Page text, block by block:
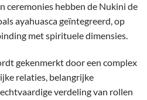
ceremonies hebben de Nukini de
ayahuasca geïntegreerd, op
met spirituele dimensies.
gekenmerkt door een complex
relaties, belangrijke
verdeling van rollen